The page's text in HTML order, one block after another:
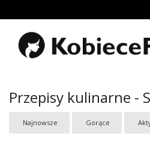
Uroda
Miłość
Rodzina
Dziecko
Przepisy kulinarne -
Najnowsze Gorące